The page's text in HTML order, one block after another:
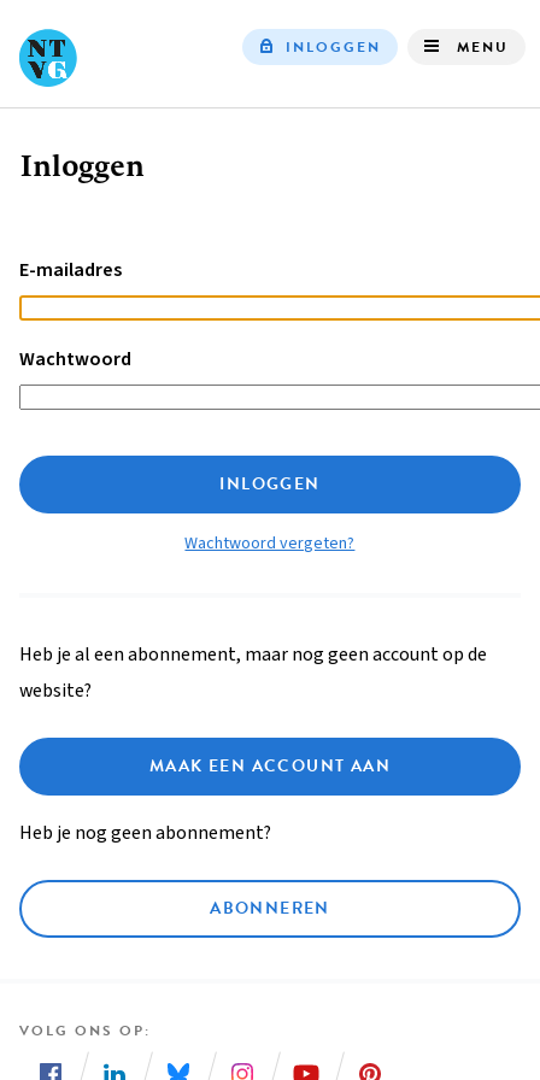
INLOGGEN MENU
Kruimelpad
Inloggen
E-mailadres
Wachtwoord
INLOGGEN
Wachtwoord vergeten?
Heb je al een abonnement, maar nog geen account op de
website?
MAAK EEN ACCOUNT AAN
Heb je nog geen abonnement?
ABONNEREN
VOLG ONS OP